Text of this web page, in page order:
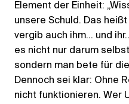
Element der Einheit:
unsere Schuld. Das
vergib auch ihm… und
es nicht nur darum
sondern man bete für
Dennoch sei klar: Ohne
nicht funktionieren. Wer